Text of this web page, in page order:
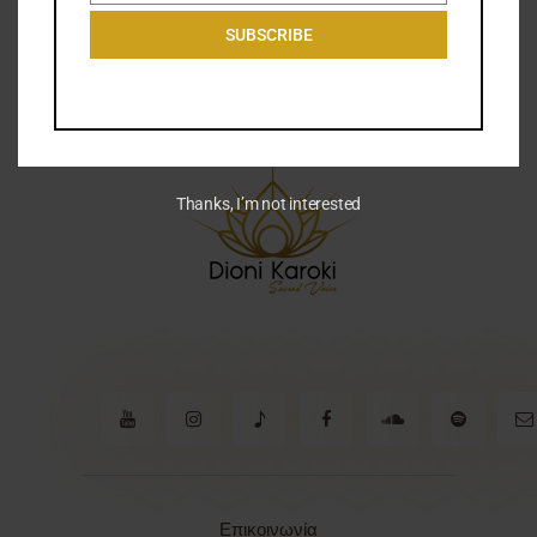
Πολιτική Απορρήτου
Επικοινωνία
SUBSCRIBE
Thanks, I’m not interested